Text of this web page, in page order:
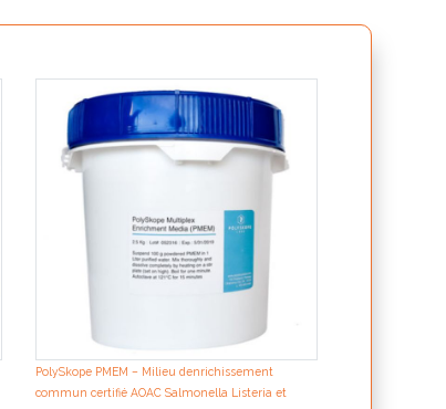
PolySkope PMEM – Milieu denrichissement
commun certifié AOAC Salmonella Listeria et